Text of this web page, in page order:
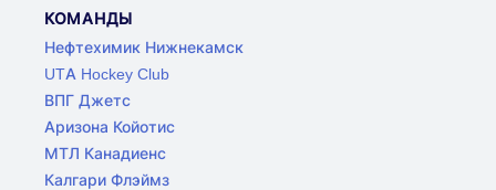
КОМАНДЫ
Нефтехимик Нижнекамск
UTA Hockey Club
ВПГ Джетс
Аризона Койотис
МТЛ Канадиенс
Калгари Флэймз